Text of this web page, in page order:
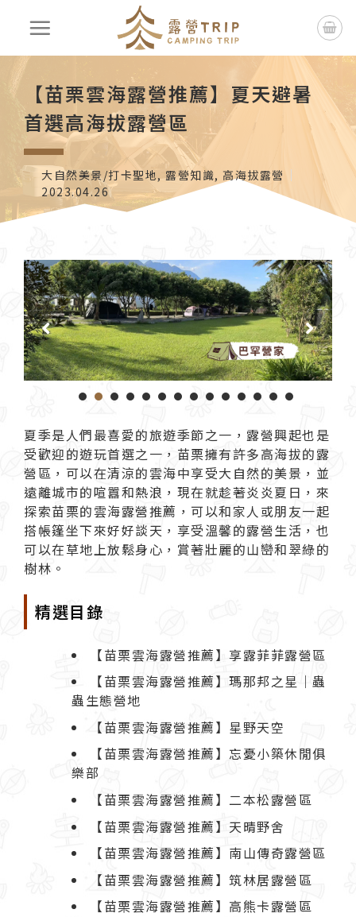
【苗栗雲海露營推薦】夏天避暑
首選高海拔露營區
大自然美景/打卡聖地,露營知識, 高海拔露營
2023.04.26
1 2 3 4 5 6
夏季是人們最喜愛的旅遊季節之一， 露營興起也是
受歡迎的遊玩首選之一，苗栗擁有許多高海拔的露
營區，可以在清涼的雲海中享受大自然的美景，並
遠離城市的喧囂和熱浪，現在就趁著炎炎夏日，來
探索苗栗的雲海露營推薦，可以和家人或朋友一起
搭帳篷坐下來好好談天，享受溫馨的露營生活，也
可以在草地上放鬆身心，賞著壯麗的山巒和翠綠的
樹林。
精選目錄
【苗栗雲海露營推薦】享露菲菲露營區
【苗栗雲海露營推薦】瑪那邦之星｜蟲
蟲生態營地
【苗栗雲海露營推薦】星野天空
【苗栗雲海露營推薦】忘憂小築休閒俱
樂部
【苗栗雲海露營推薦】二本松露營區
【苗栗雲海露營推薦】天晴野舍
【苗栗雲海露營推薦】南山傳奇露營區
【苗栗雲海露營推薦】筑林居露營區
【苗栗雲海露營推薦】高熊卡露營區